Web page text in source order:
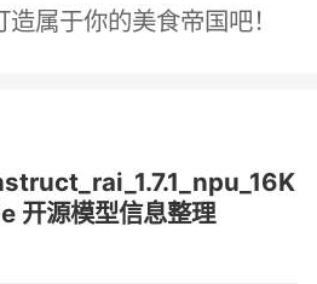
属于你的美食帝国吧！
开源模型信息整理